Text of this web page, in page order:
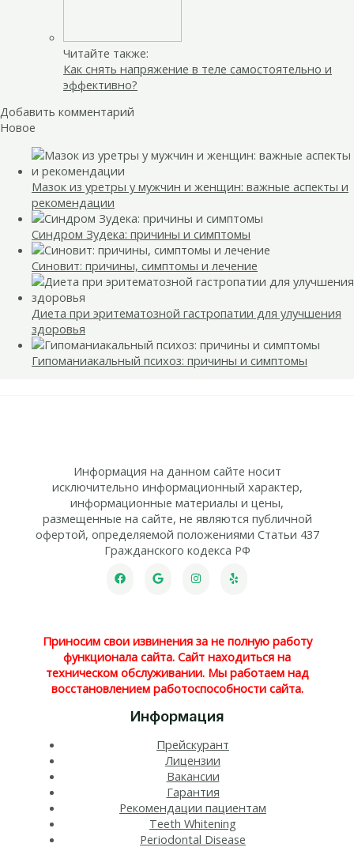
Читайте также:
Как снять напряжение в теле самостоятельно и
эффективно?
Добавить комментарий
Новое
Мазок из уретры у мужчин и женщин: важные аспекты и
рекомендации
Синдром Зудека: причины и симптомы
Синовит: причины, симптомы и лечение
Диета при эритематозной гастропатии для улучшения
здоровья
Гипоманиакальный психоз: причины и симптомы
Информация на данном сайте носит
исключительно информационный характер,
информационные материалы и цены,
размещенные на сайте, не являются публичной
офертой, определяемой положениями Статьи 437
Гражданского кодекса РФ
Приносим свои извинения за не полную работу
функционала сайта. Сайт находиться на
техническом обслуживании. Мы работаем над
восстановлением работоспособности сайта.
Информация
Прейскурант
Лицензии
Вакансии
Гарантия
Рекомендации пациентам
Teeth Whitening​
Periodontal Disease​